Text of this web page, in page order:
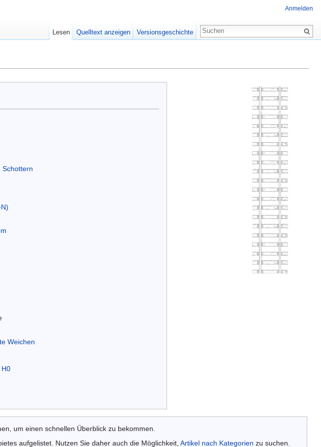
Schottern
Weichen
H0
um einen schnellen Überblick zu bekommen.
aufgelistet. Nutzen Sie daher auch die Möglichkeit, Artikel nach Kategorien zu suchen.
Anmelden
Lesen Quelltext anzeigen Versionsgeschichte